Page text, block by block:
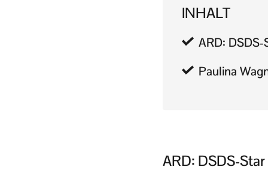
INHALT
ARD:
Paulina
ARD: DSDS-